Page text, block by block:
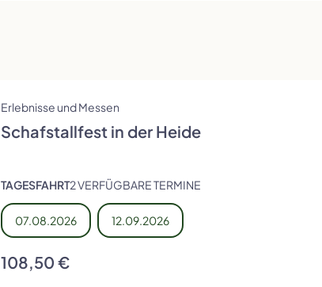
Schottland
Tschechien
Städtereisen
Erlebnisse und Messen
Schafstallfest in der Heide
TAGESFAHRT2 VERFÜGBARE TERMINE
07.08.2026 12.09.2026
108,50 €